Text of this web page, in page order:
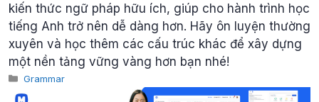
kiến thức ngữ pháp hữu ích, giúp cho hành trình học
tiếng Anh trở nên dễ dàng hơn. Hãy ôn luyện thường
xuyên và học thêm các cấu trúc khác để xây dựng
một nền tảng vững vàng hơn bạn nhé!
Categories
Grammar